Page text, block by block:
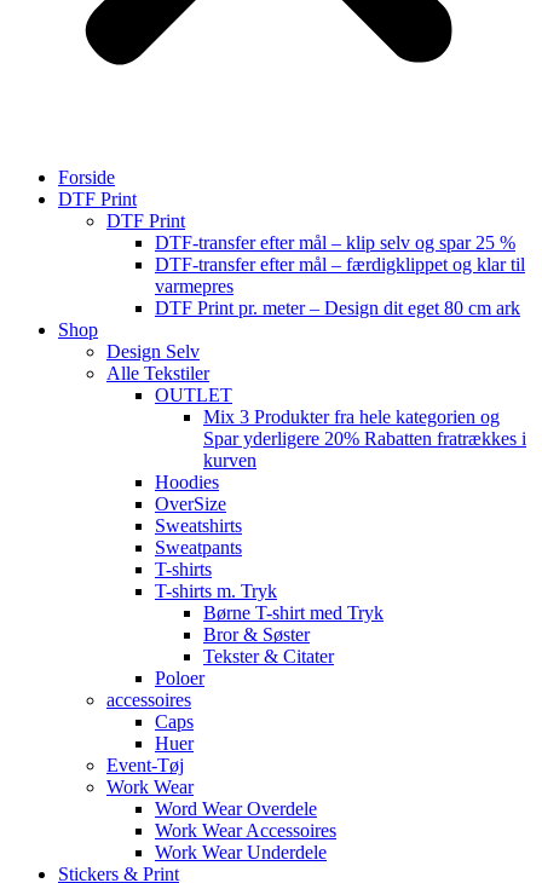
Forside
DTF Print
DTF Print
DTF-transfer efter mål – klip selv og spar 25 %
DTF-transfer efter mål – færdigklippet og klar til
varmepres
DTF Print pr. meter – Design dit eget 80 cm ark
Shop
Design Selv
Alle Tekstiler
OUTLET
Mix 3 Produkter fra hele kategorien og
Spar yderligere 20% Rabatten fratrækkes i
kurven
Hoodies
OverSize
Sweatshirts
Sweatpants
T-shirts
T-shirts m. Tryk
Børne T-shirt med Tryk
Bror & Søster
Tekster & Citater
Poloer
accessoires
Caps
Huer
Event-Tøj
Work Wear
Word Wear Overdele
Work Wear Accessoires
Work Wear Underdele
Stickers & Print